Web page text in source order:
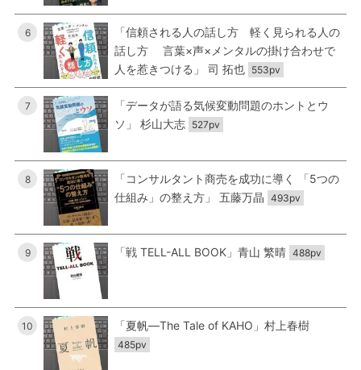
6
「信頼される人の話し方 軽く見られる人の
話し方 言葉×声×メンタルの掛け合わせで
人を惹きつける」 司 拓也 553pv
7
「データが語る気候変動問題のホントとウ
ソ」 杉山大志 527pv
8
「コンサルタント商売を成功に導く 「5つの
仕組み」の整え方」 五藤万晶 493pv
9 「戦 TELL-ALL BOOK」青山 繁晴 488pv
10 「夏帆―The Tale of KAHO」村上春樹
485pv